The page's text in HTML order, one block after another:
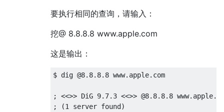
要执行相同的查询，请输入：
挖@ 8.8.8.8 www.apple.com
这是输出：
$ dig @8.8.8.8 www.apple.com
; <<>> DiG 9.7.3 <<>> @8.8.8.8
; (1 server found)